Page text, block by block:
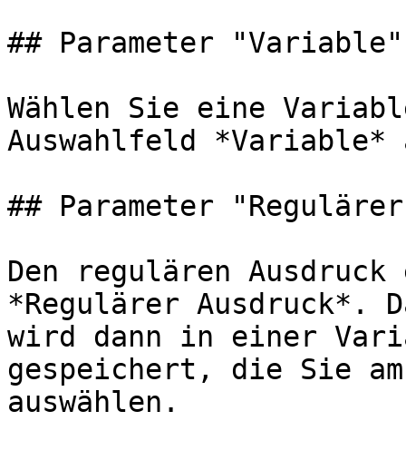
## Parameter "Variable"
Wählen Sie eine
Auswahlfeld *Variable*
## Parameter
Den regulären
*Regulärer Ausdruck*.
wird dann in einer
gespeichert, die Sie
auswählen.